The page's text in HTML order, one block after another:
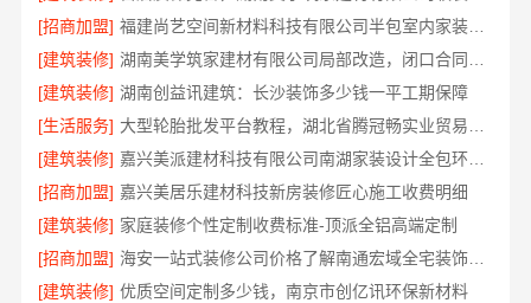
[招商加盟]
福建尚艺空间新材料科技有限公司半包室内家装全屋改造
[建筑装修]
[建筑装修] 湖南创益讯建筑：长沙装饰多少钱一平工期保障
[生活服务]
[建筑装修]
嘉兴美派建材科技有限公司南湖家装设计全包环保材料
[招商加盟] 嘉兴美居乐建材科技新房装修匠心施工收费明细
[建筑装修] 家庭装修个性定制收费标准-顶派全铝高端定制
[招商加盟]
海安一站式装修公司价格了解南通宏域全宅装饰建材有限公司
[建筑装修] 优质空间定制多少钱，南京市创亿讯环保新材料